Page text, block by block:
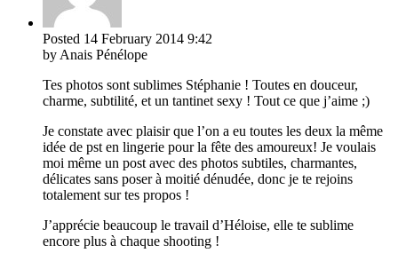
Posted 14 February 2014 9:42
by Anais Pénélope
Tes photos sont sublimes Stéphanie ! Toutes en douceur,
charme, subtilité, et un tantinet sexy ! Tout ce que j’aime ;)
Je constate avec plaisir que l’on a eu toutes les deux la même
idée de pst en lingerie pour la fête des amoureux! Je voulais
moi même un post avec des photos subtiles, charmantes,
délicates sans poser à moitié dénudée, donc je te rejoins
totalement sur tes propos !
J’apprécie beaucoup le travail d’Héloise, elle te sublime
encore plus à chaque shooting !